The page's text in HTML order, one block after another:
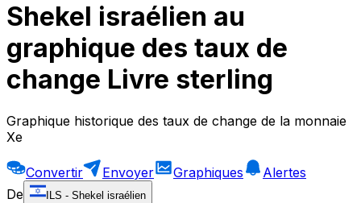
Shekel israélien au
graphique des taux de
change Livre sterling
Graphique historique des taux de change de la monnaie
Xe
Convertir Envoyer Graphiques
Alertes
De
ILS - Shekel israélien